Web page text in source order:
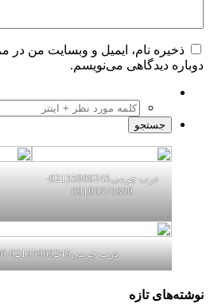
ذخیره نام، ایمیل و وبسایت من در
دوباره دیدگاهی می‌نویسم.
درب چرمی02155969245-
09196375800
درب چرمی02155969245-09196375800
نوشته‌های تازه